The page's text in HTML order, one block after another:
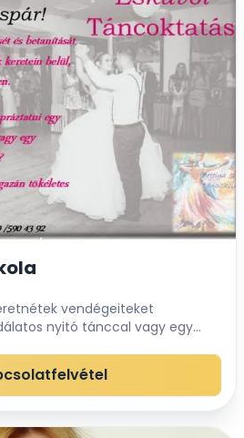
vendégeiteket
nyitó tánccal vagy egy
helyen jártok! Segítek, hogy a
legyen! I...